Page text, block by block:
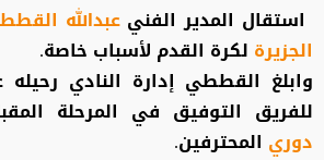
استقال المدير الفني عبدالله
الجزيرة لكرة القدم لأسباب خاصة.
وابلغ القططي إدارة النادي رحيله
للفريق التوفيق في المرحلة
دوري المحترفين.